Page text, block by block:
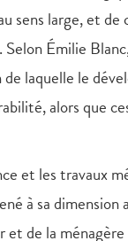
sens large, et
Émilie
laquelle le
alors que
et les travaux
à sa dimension
et de la